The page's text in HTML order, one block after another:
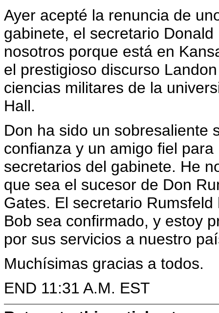
Ayer acepté la renuncia de
gabinete, el secretario
nosotros porque está en
el prestigioso discurso
ciencias militares de la
Hall.
Don ha sido un sobresaliente
confianza y un amigo fiel
secretarios del gabinete. He
que sea el sucesor de Don
Gates. El secretario
Bob sea confirmado, y estoy
por sus servicios a nuestro
Muchísimas gracias a todos.
END 11:31 A.M. EST